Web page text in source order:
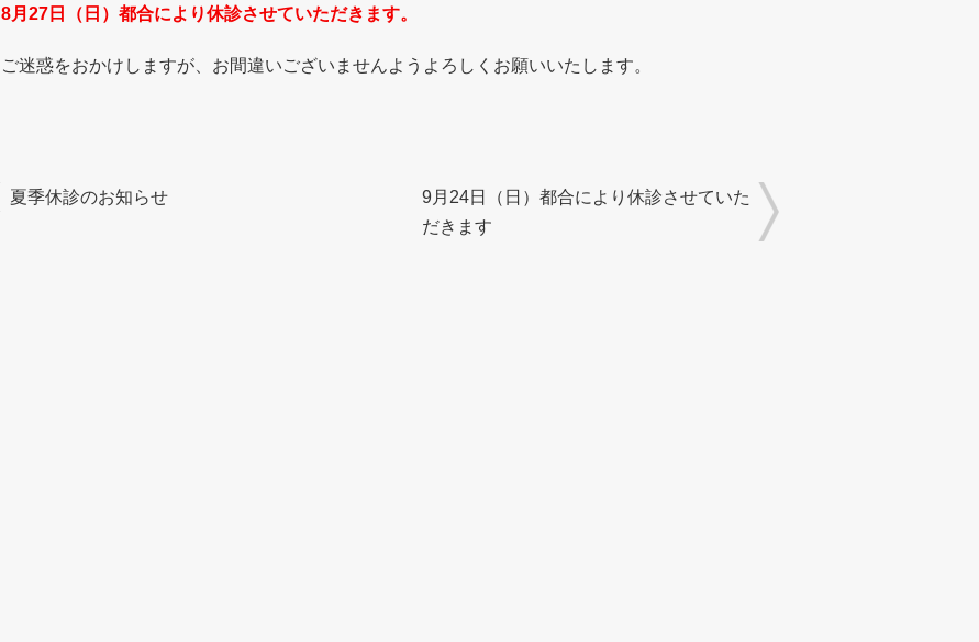
8月27日（日）都合により休診させていただきます。
ご迷惑をおかけしますが、お間違いございませんようよろしくお願いいたします。
夏季休診のお知らせ
9月24日（日）都合により休診させていた
だきます